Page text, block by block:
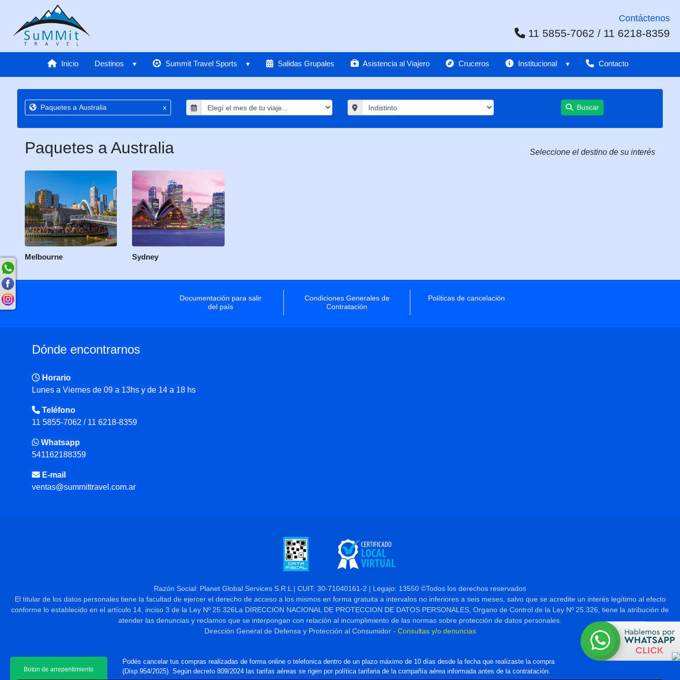
Contáctenos
11 5855-7062 / 11 6218-8359
Inicio Destinos Summit Travel Sports Salidas Grupales Asistencia al Viajero Cruceros Institucional Contacto
Paquetes a Australia x Buscar
Paquetes a Australia Seleccione el destino de su interés
Melbourne Sydney
Documentación para salir
del país
Condiciones Generales de
Contratación
Políticas de cancelación
Dónde encontrarnos
Horario
Lunes a Viernes de 09 a 13hs y de 14 a 18 hs
Teléfono
11 5855-7062 / 11 6218-8359
Whatsapp
541162188359
E-mail
ventas@summittravel.com.ar
Razón Social: Planet Global Services S.R.L | CUIT: 30-71040161-2 | Legajo: 13550 ©Todos los derechos reservados
El titular de los datos personales tiene la facultad de ejercer el derecho de acceso a los mismos en forma gratuita a intervalos no inferiores a seis meses, salvo que se acredite un interés legítimo al efecto
conforme lo establecido en el artículo 14, inciso 3 de la Ley Nº 25.326La DIRECCION NACIONAL DE PROTECCION DE DATOS PERSONALES, Organo de Control de la Ley Nº 25.326, tiene la atribución de
atender las denuncias y reclamos que se interpongan con relación al incumplimiento de las normas sobre protección de datos personales.
Dirección General de Defensa y Protección al Consumidor - Consultas y/o denuncias
Boton de arrepentimiento
Podés cancelar tus compras realizadas de forma online o telefonica dentro de un plazo máximo de 10 días desde la fecha que realizaste la compra
(Disp.954/2025). Según decreto 809/2024 las tarifas aéreas se rigen por política tarifaria de la compañía aérea informada antes de la contratación.